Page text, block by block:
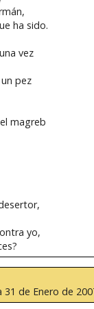
ha sido.
vez
pez
magreb
yo,
31 de Enero de